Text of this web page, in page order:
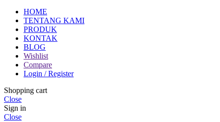
HOME
TENTANG KAMI
PRODUK
KONTAK
BLOG
Wishlist
Compare
Login / Register
Shopping cart
Close
Sign in
Close